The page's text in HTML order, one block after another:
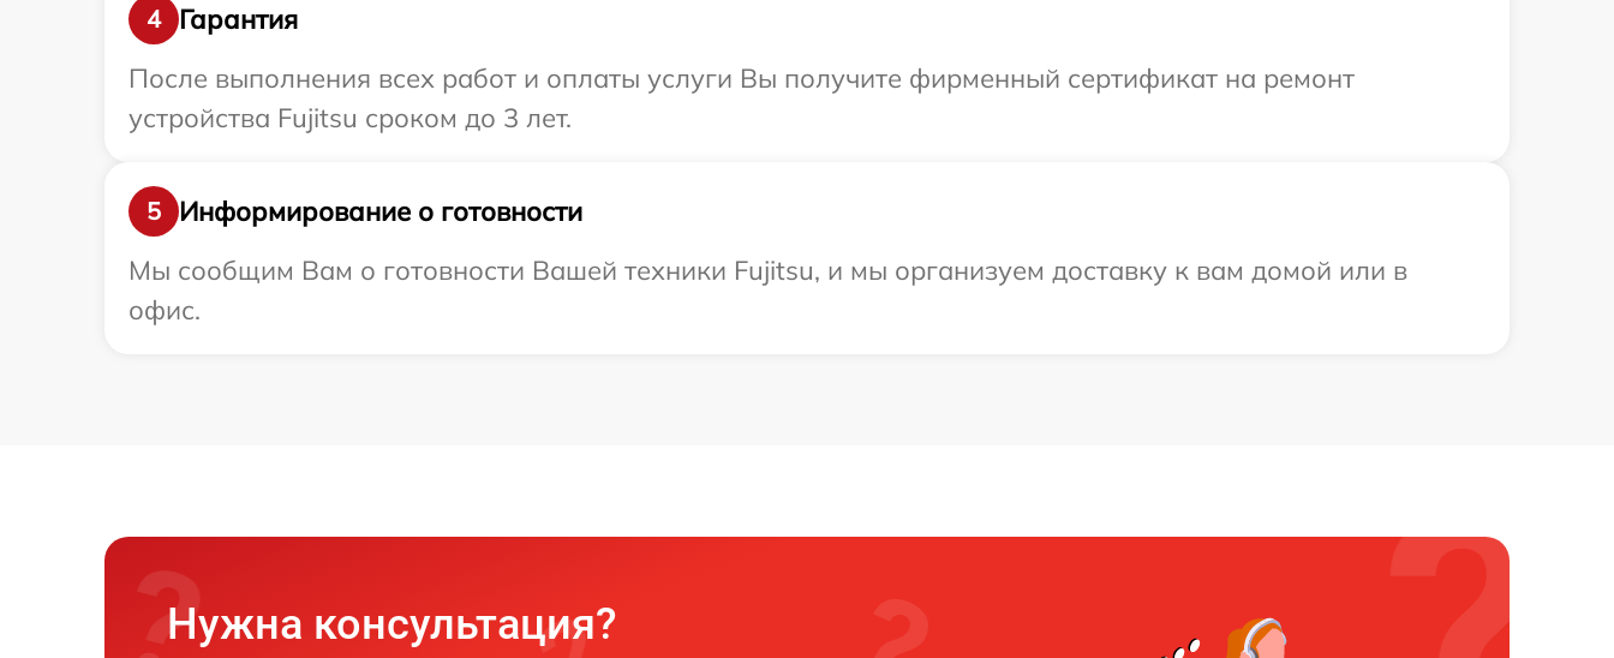
4
Гарантия
После выполнения всех работ и оплаты услуги Вы получите фирменный сертификат на ремонт
устройства Fujitsu сроком до 3 лет.
5
Информирование о готовности
Мы сообщим Вам о готовности Вашей техники Fujitsu, и мы организуем доставку к вам домой или в
офис.
Нужна консультация?